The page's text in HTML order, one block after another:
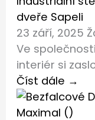
dveře Sapeli
23 září, 2025
Ve společnosti
interiér si
Číst dále →